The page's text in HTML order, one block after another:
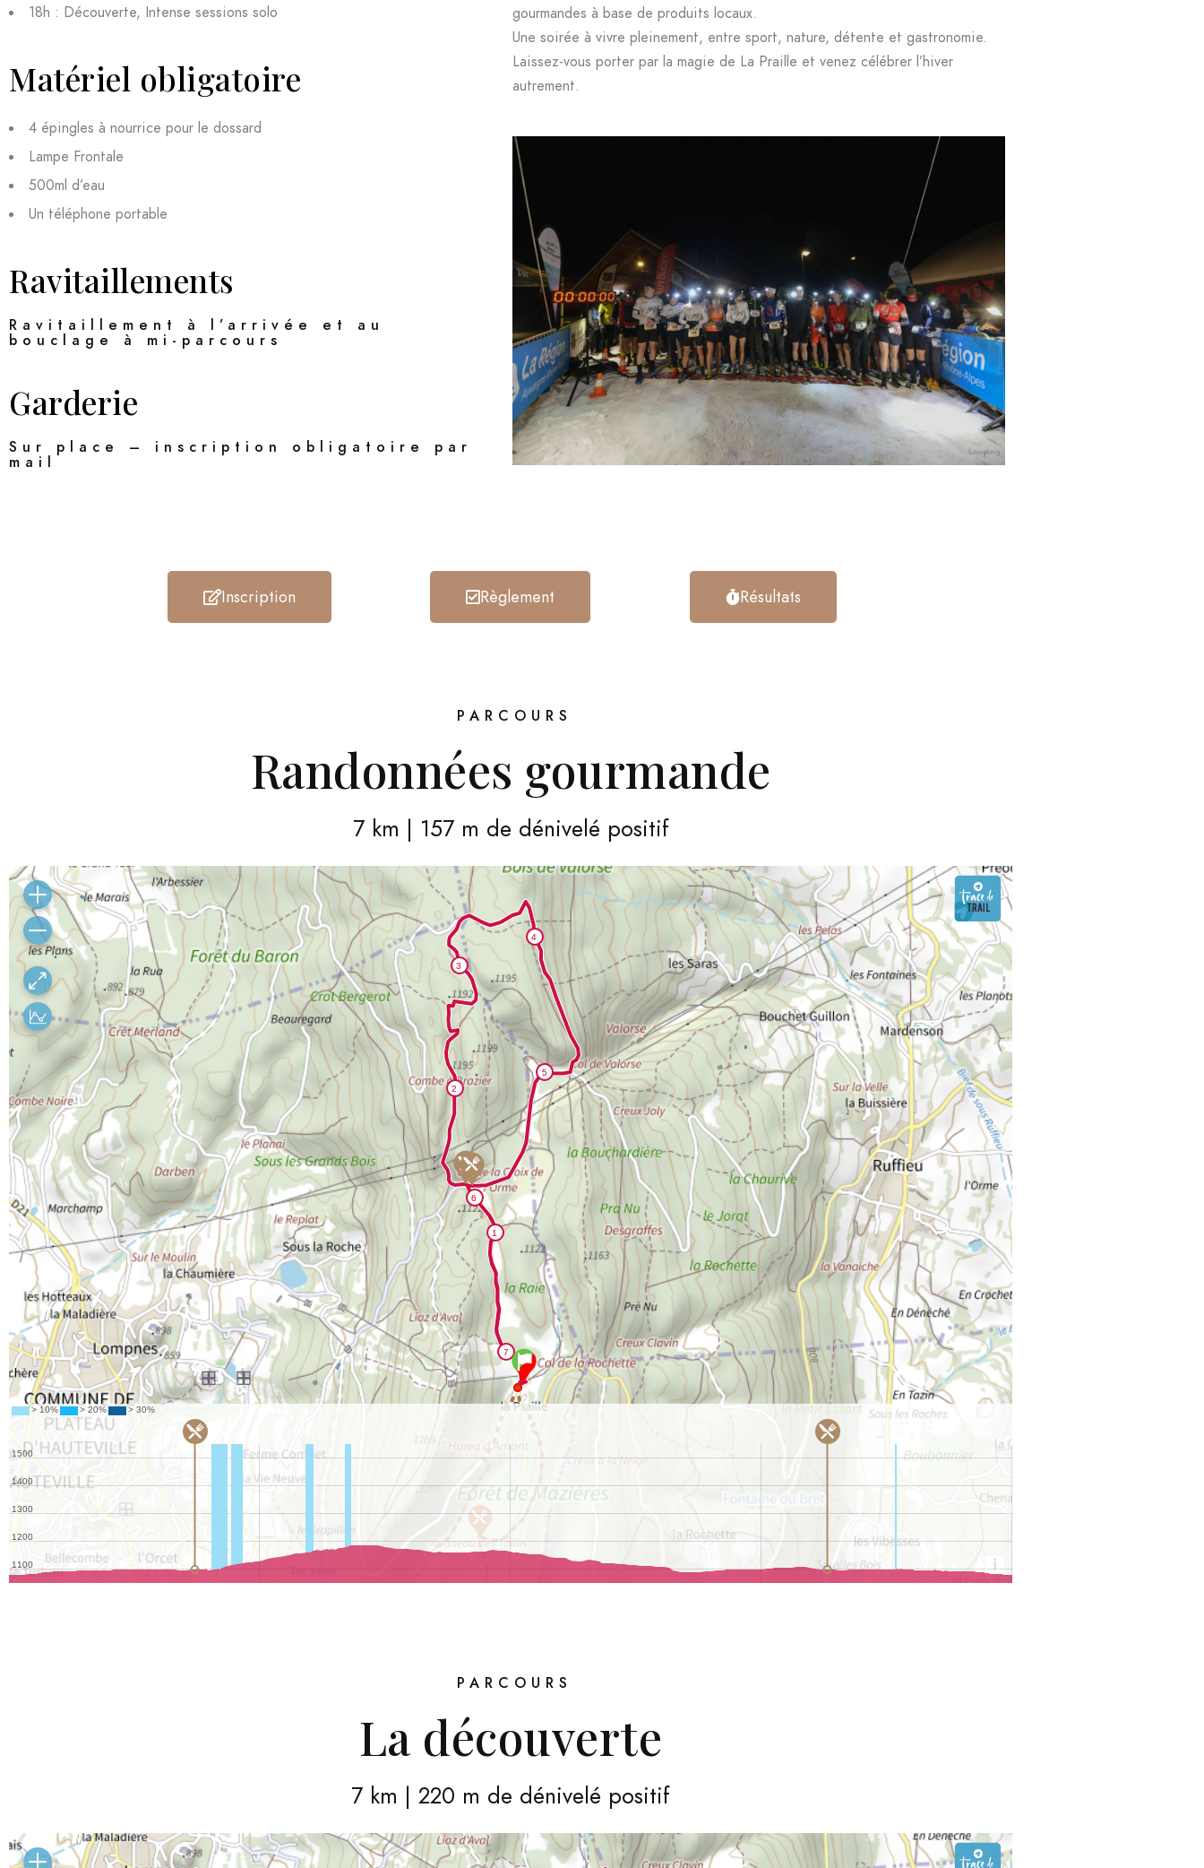
18h : Découverte, Intense sessions solo
Matériel obligatoire
4 épingles à nourrice pour le dossard
Lampe Frontale
500ml d’eau
Un téléphone portable
Ravitaillements
Ravitaillement à l’arrivée et au
bouclage à mi-parcours
Garderie
Sur place – inscription obligatoire par
mail
gourmandes à base de produits locaux.
Une soirée à vivre pleinement, entre sport, nature, détente et gastronomie.
Laissez-vous porter par la magie de La Praille et venez célébrer l’hiver
autrement.
Inscription Règlement Résultats
PARCOURS
Randonnées gourmande
7 km | 157 m de dénivelé positif
PARCOURS
La découverte
7 km | 220 m de dénivelé positif